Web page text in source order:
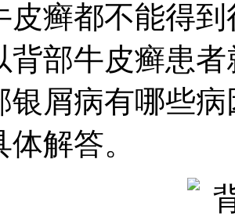
皮癣都不能得
背部牛皮癣患
银屑病有哪些病
解答。